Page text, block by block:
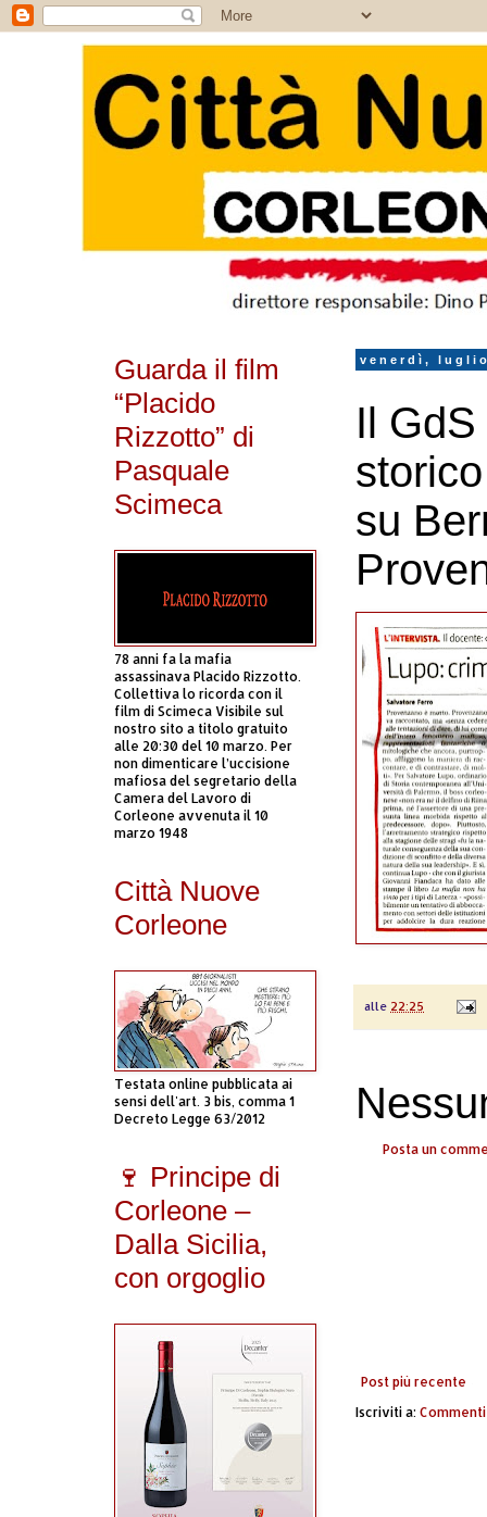
venerdì,
Il
su
alle 22:25
Posta un
Post più recente
Iscriviti a:
Guarda il film
“Placido
Rizzotto” di
Pasquale
Scimeca
78 anni fa la mafia
assassinava Placido Rizzotto.
Collettiva lo ricorda con il
film di Scimeca Visibile sul
nostro sito a titolo gratuito
alle 20:30 del 10 marzo. Per
non dimenticare l’uccisione
mafiosa del segretario della
Camera del Lavoro di
Corleone avvenuta il 10
marzo 1948
Città Nuove
Corleone
Testata online pubblicata ai
sensi dell'art. 3 bis, comma 1
Decreto Legge 63/2012
🍷 Principe di
Corleone –
Dalla Sicilia,
con orgoglio